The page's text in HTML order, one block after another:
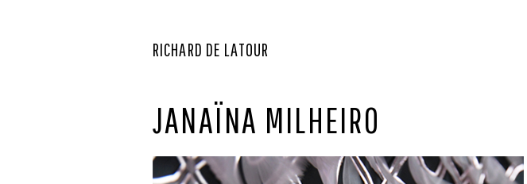
RICHARD DE LATOUR
JANAÏNA MILHEIRO